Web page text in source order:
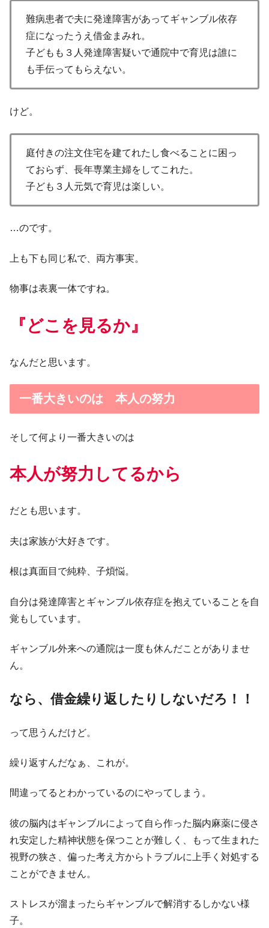
難病患者で夫に発達障害があってギャンブル依存
症になったうえ借金まみれ。
子どもも３人発達障害疑いで通院中で育児は誰に
も手伝ってもらえない。
けど。
庭付きの注文住宅を建てれたし食べることに困っ
ておらず、長年専業主婦をしてこれた。
子ども３人元気で育児は楽しい。
…のです。
上も下も同じ私で、両方事実。
物事は表裏一体ですね。
『どこを見るか』
なんだと思います。
一番大きいのは 本人の努力
そして何より一番大きいのは
本人が努力してるから
だとも思います。
夫は家族が大好きです。
根は真面目で純粋、子煩悩。
自分は発達障害とギャンブル依存症を抱えていることを自
覚もしています。
ギャンブル外来への通院は一度も休んだことがありませ
ん。
なら、借金繰り返したりしないだろ！！
って思うんだけど。
繰り返すんだなぁ、これが。
間違ってるとわかっているのにやってしまう。
彼の脳内はギャンブルによって自ら作った脳内麻薬に侵さ
れ安定した精神状態を保つことが難しく、もって生まれた
視野の狭さ、偏った考え方からトラブルに上手く対処する
ことができません。
ストレスが溜まったらギャンブルで解消するしかない様
子。